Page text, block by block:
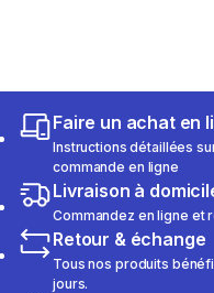
Faire un achat en
Instructions détaillées
commande en ligne
Livraison à
Commandez en ligne et
Retour & échange
Tous nos produits
jours.